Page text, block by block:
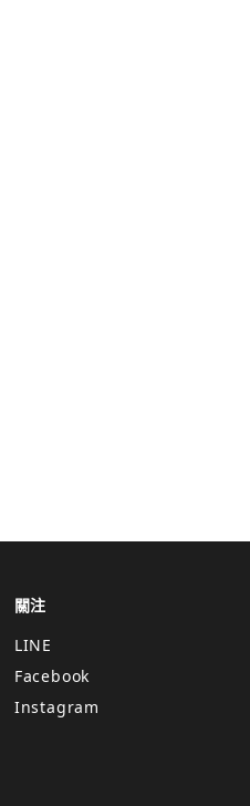
關注
LINE
Facebook
Instagram